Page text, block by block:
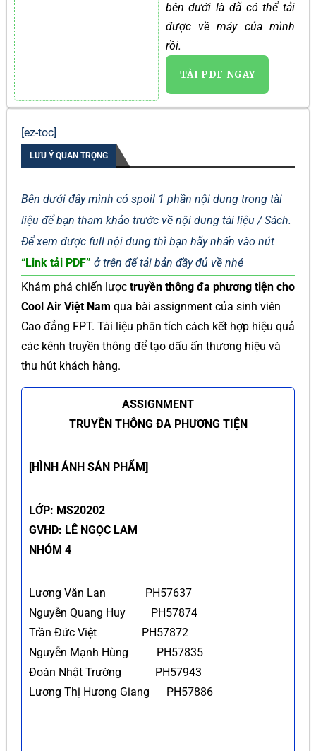
bên dưới là đã có thể tải
được về máy của mình
rồi.
TẢI PDF NGAY
[ez-toc]
LƯU Ý QUAN TRỌNG
Bên dưới đây mình có spoil 1 phần nội dung trong tài
liệu để bạn tham khảo trước về nội dung tài liệu / Sách.
Để xem được full nội dung thì bạn hãy nhấn vào nút
“Link tải PDF” ở trên để tải bản đầy đủ về nhé
Khám phá chiến lược truyền thông đa phương tiện cho
Cool Air Việt Nam qua bài assignment của sinh viên
Cao đẳng FPT. Tài liệu phân tích cách kết hợp hiệu quả
các kênh truyền thông để tạo dấu ấn thương hiệu và
thu hút khách hàng.
ASSIGNMENT
TRUYỀN THÔNG ĐA PHƯƠNG TIỆN
[HÌNH ẢNH SẢN PHẨM]
LỚP: MS20202
GVHD: LÊ NGỌC LAM
NHÓM 4
Lương Văn Lan PH57637
Nguyễn Quang Huy PH57874
Trần Đức Việt PH57872
Nguyễn Mạnh Hùng PH57835
Đoàn Nhật Trường PH57943
Lương Thị Hương Giang PH57886